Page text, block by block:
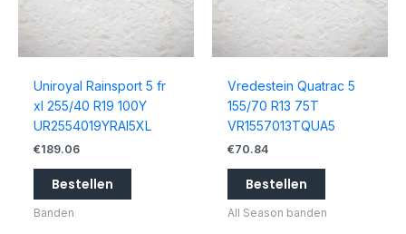
Uniroyal Rainsport 5 fr
xl 255/40 R19 100Y
UR2554019YRAI5XL
€189.06
Bestellen
Banden
Vredestein Quatrac 5
155/70 R13 75T
VR1557013TQUA5
€70.84
Bestellen
All Season banden